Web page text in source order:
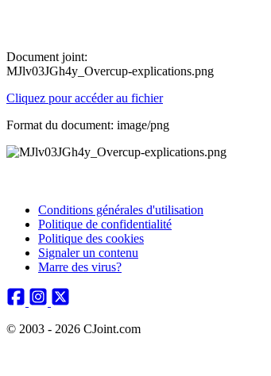
Document joint:
MJlv03JGh4y_Overcup-explications.png
Cliquez pour accéder au fichier
Format du document: image/png
Conditions générales d'utilisation
Politique de confidentialité
Politique des cookies
Signaler un contenu
Marre des virus?
© 2003 - 2026 CJoint.com